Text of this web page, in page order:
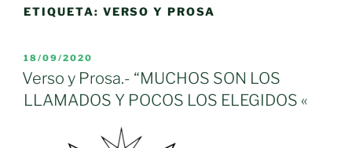
ETIQUETA: VERSO Y PROSA
PUBLICADO
EL
18/09/2020
Verso y Prosa.- “MUCHOS SON LOS
LLAMADOS Y POCOS LOS ELEGIDOS «